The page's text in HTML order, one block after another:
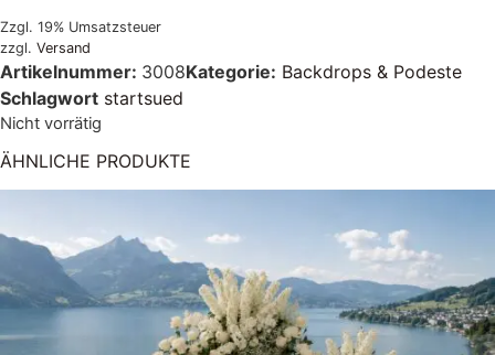
Zzgl. 19% Umsatzsteuer
zzgl. Versand
Artikelnummer: 3008Kategorie: Backdrops & Podeste
Schlagwort startsued
Nicht vorrätig
ÄHNLICHE PRODUKTE